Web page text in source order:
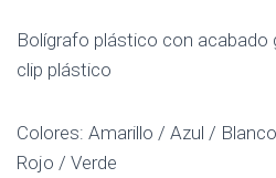
Bolígrafo plástico con
clip plástico
Colores: Amarillo / Azul /
Rojo / Verde